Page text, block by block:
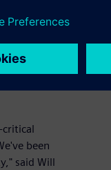
for all
critical
been
said Will